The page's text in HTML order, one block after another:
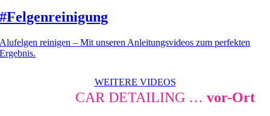
#Felgenreinigung
Alufelgen reinigen – Mit unseren Anleitungsvideos zum perfekten
Ergebnis.
WEITERE VIDEOS
CAR DETAILING … vor-Ort